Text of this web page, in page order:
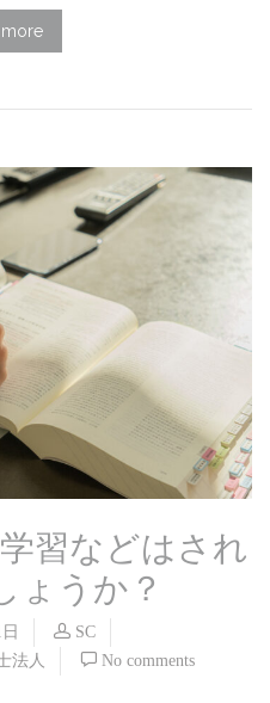
習などはされ
ょうか？
SC
法人 No comments